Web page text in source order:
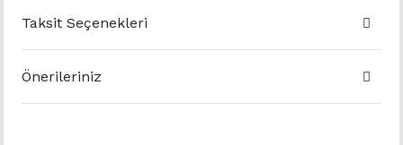
Taksit Seçenekleri
Önerileriniz